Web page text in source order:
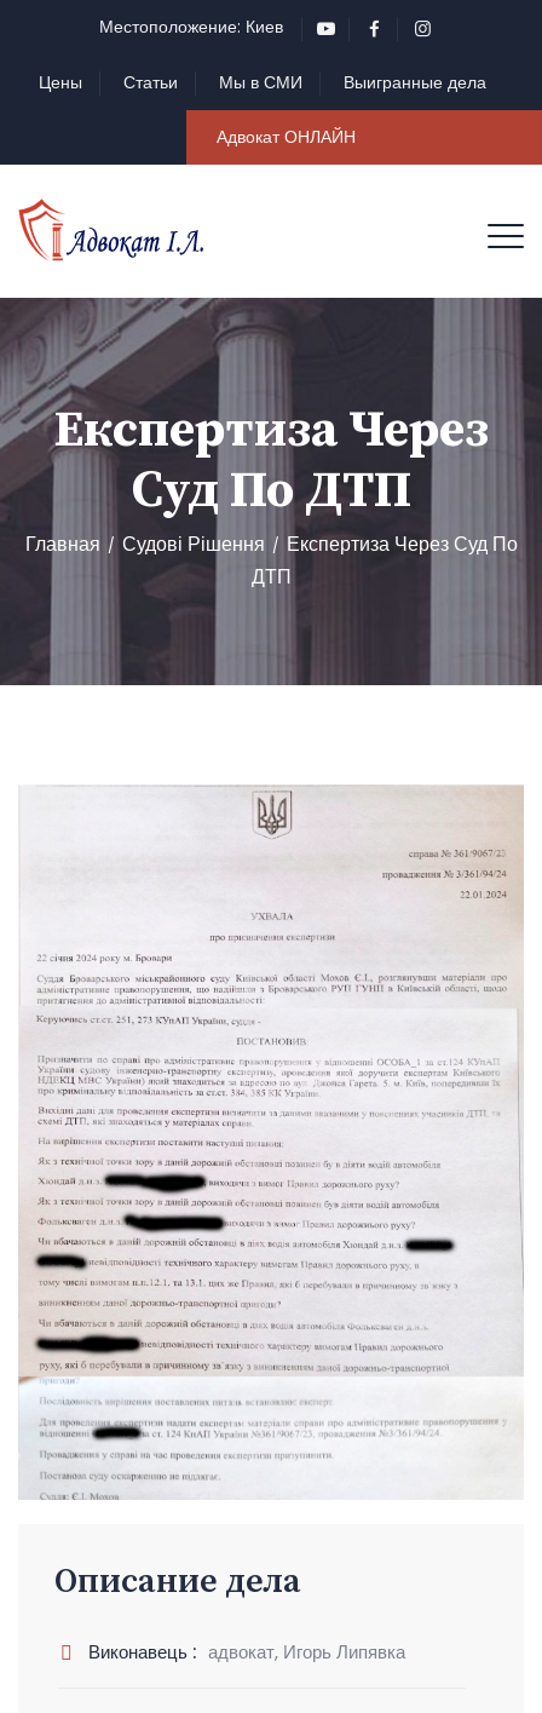
Местоположение: Киев
Цены Статьи Мы в СМИ Выигранные дела
Адвокат ОНЛАЙН
Експертиза Через
Суд По ДТП
Главная / Судові Рішення / Експертиза Через Суд По
ДТП
Описание дела
Виконавець : адвокат, Игорь Липявка